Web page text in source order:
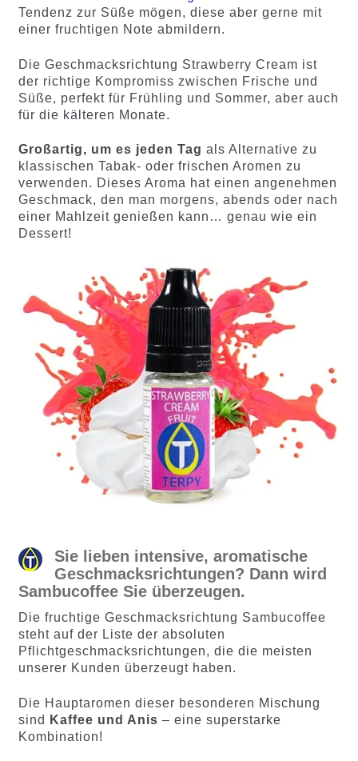
Tendenz zur Süße mögen, diese aber gerne mit
einer fruchtigen Note abmildern.
Die Geschmacksrichtung Strawberry Cream ist
der richtige Kompromiss zwischen Frische und
Süße, perfekt für Frühling und Sommer, aber auch
für die kälteren Monate.
Großartig, um es jeden Tag als Alternative zu
klassischen Tabak- oder frischen Aromen zu
verwenden. Dieses Aroma hat einen angenehmen
Geschmack, den man morgens, abends oder nach
einer Mahlzeit genießen kann… genau wie ein
Dessert!
Sie lieben intensive, aromatische
Geschmacksrichtungen? Dann wird
Sambucoffee Sie überzeugen.
Die fruchtige Geschmacksrichtung Sambucoffee
steht auf der Liste der absoluten
Pflichtgeschmacksrichtungen, die die meisten
unserer Kunden überzeugt haben.
Die Hauptaromen dieser besonderen Mischung
sind
Kaffee und Anis – eine superstarke
Kombination!